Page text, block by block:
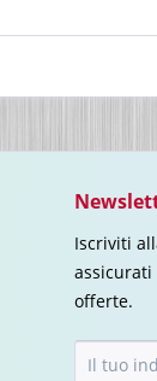
Iscriviti
offerte.